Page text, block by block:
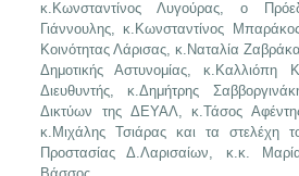
κ.Κωνσταντίνος Λυγούρας, ο
Γιάννουλης, κ.Κωνσταντίνος
Κοινότητας Λάρισας, κ.Ναταλία
Δημοτικής Αστυνομίας, κ.Καλλιόπη
Διευθυντής, κ.Δημήτρης
Δικτύων της ΔΕΥΑΛ, κ.Τάσος
κ.Μιχάλης Τσιάρας και τα στελέχη
Προστασίας Δ.Λαρισαίων, κ.κ.